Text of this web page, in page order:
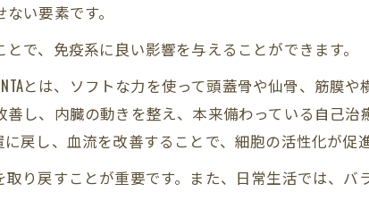
い要素です。
で、免疫系に良い影響を与えることができます。
とは、ソフトな力を使って頭蓋骨や仙骨、筋膜
し、内臓の動きを整え、本来備わっている自己
戻し、血流を改善することで、細胞の活性化が促
り戻すことが重要です。また、日常生活では、バ